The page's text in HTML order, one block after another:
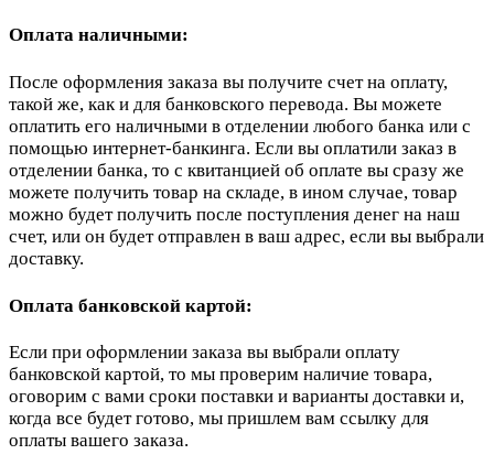
Оплата наличными:
После оформления заказа вы получите счет на оплату,
такой же, как и для банковского перевода. Вы можете
оплатить его наличными в отделении любого банка или с
помощью интернет-банкинга. Если вы оплатили заказ в
отделении банка, то с квитанцией об оплате вы сразу же
можете получить товар на складе, в ином случае, товар
можно будет получить после поступления денег на наш
счет, или он будет отправлен в ваш адрес, если вы выбрали
доставку.
Оплата банковской картой:
Если при оформлении заказа вы выбрали оплату
банковской картой, то мы проверим наличие товара,
оговорим с вами сроки поставки и варианты доставки и,
когда все будет готово, мы пришлем вам ссылку для
оплаты вашего заказа.